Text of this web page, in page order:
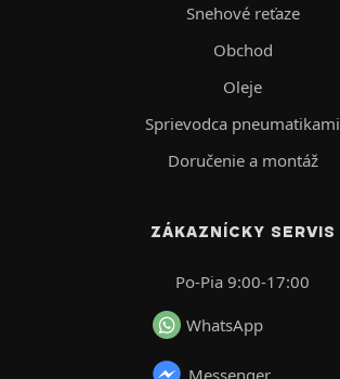
Snehové reťaze
Obchod
Oleje
Sprievodca pneumatikami
Doručenie a montáž
ZÁKAZNÍCKY SERVIS
Po-Pia 9:00-17:00
WhatsApp
Messenger